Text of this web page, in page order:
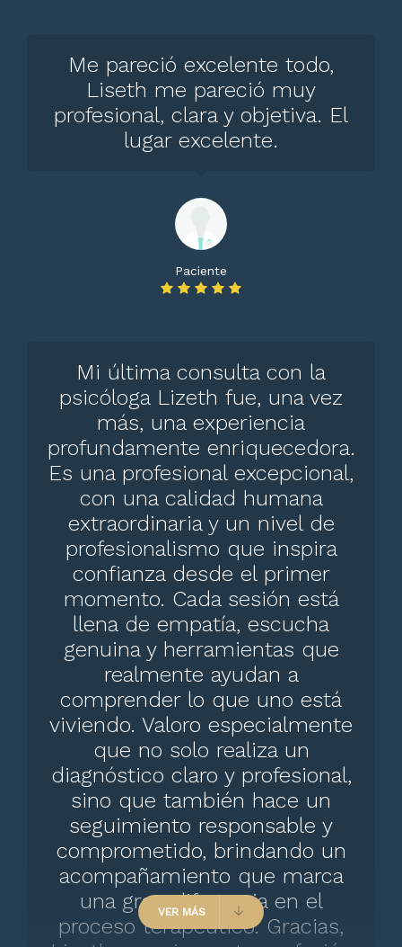
Consulta psicológica por tristeza
100000 $
Psicoterapia Infantil
Consulta psicológica infantil
Terapia familiar
Terapia de pareja 120000 $
Test de personalidad Desde 200000 $
Psicoterapia Familiar 150000 $
Selección de personal Desde 300000 $
Sesión de psicoterapia 10000 $
Psicoterapia juvenil 100000 $
Tratamiento para la depresión 100000 $
Terapia para trastornos de personalidad
100000 $
Terapia cognitiva del comportamiento
(TCC)
100000 $
Consulta psicológica adolescentes
100000 $
Me pareció excelente todo,
Liseth me pareció muy
profesional, clara y objetiva. El
lugar excelente.
Paciente
Mi última consulta con la
psicóloga Lizeth fue, una vez
más, una experiencia
profundamente enriquecedora.
Es una profesional excepcional,
con una calidad humana
extraordinaria y un nivel de
profesionalismo que inspira
confianza desde el primer
momento. Cada sesión está
llena de empatía, escucha
genuina y herramientas que
realmente ayudan a
comprender lo que uno está
viviendo. Valoro especialmente
que no solo realiza un
diagnóstico claro y profesional,
sino que también hace un
seguimiento responsable y
comprometido, brindando un
acompañamiento que marca
una gran diferencia en el
proceso terapéutico. Gracias,
VER MÁS